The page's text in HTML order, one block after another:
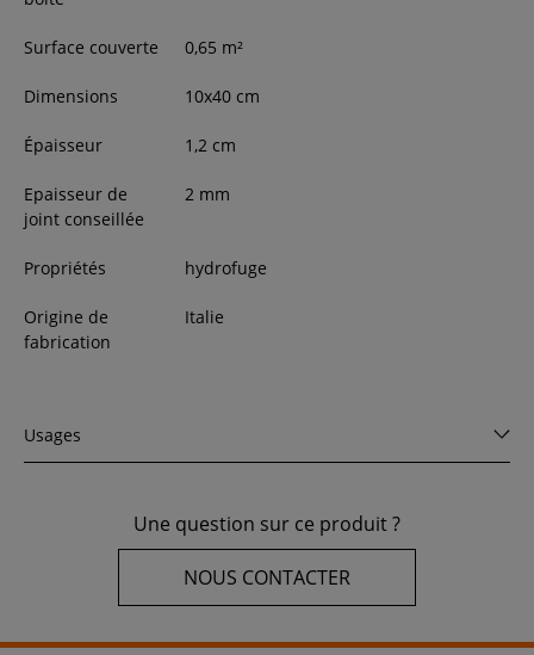
Surface couverte 0,65 m²
Dimensions 10x40cm
Épaisseur 1,2cm
Epaisseur de
joint conseillée
2 mm
Propriétés hydrofuge
Origine de
fabrication
Italie
Usages
Une question sur ce produit ?
NOUS CONTACTER